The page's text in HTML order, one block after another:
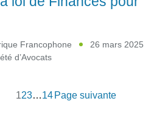
Francophone
26 mars 2025
d’Avocats
123…14Page suivante